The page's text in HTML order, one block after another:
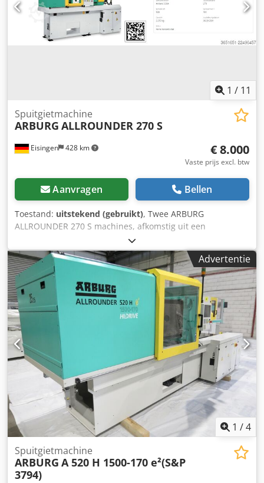
direct beschikbaar in ons magazijn. Gratis te laden op een
vrachtwagen van de koper, of franco geleverd tegen
vergoeding van de transportkosten.
artikel moet uiterlijk op 3 september 2026 op een nog te
bepalen datum worden afgehaald. FCA D-58507
Lüdenscheid - geladen op een vrachtwagen.
1 / 11
Eisingen 428 km
Spuitgietmachine
ARBURG ALLROUNDER 270 S
€ 8.000
Vaste prijs excl. btw
Aanvragen Bellen
Toestand: uitstekend (gebruikt), Twee ARBURG
ALLROUNDER 270 S machines, afkomstig uit een
productieomgeving met strenge hygiëne-eisen (schone
kamer). In uitstekende staat! Prijs voor beide machines
slechts € 16.000,- Cedpfx Akszrvhls Usha
Advertentie
1 /4
Spuitgietmachine
ARBURG A 520 H 1500-170 e²(S&P
3794)